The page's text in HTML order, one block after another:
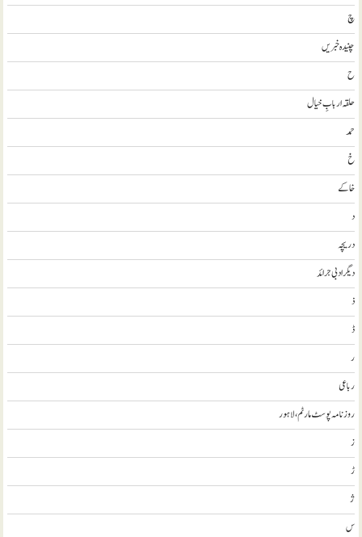
چ
چنیدہ خبریں
ح
حلقہ اربابِ خیال
حمد
خ
خاکے
د
دریچہ
ديگر ادبی جرائد
ذ
ڈ
ر
رباعی
روزنامہ پوسٹ مارٹم، لاہور
ز
ڑ
ژ
س